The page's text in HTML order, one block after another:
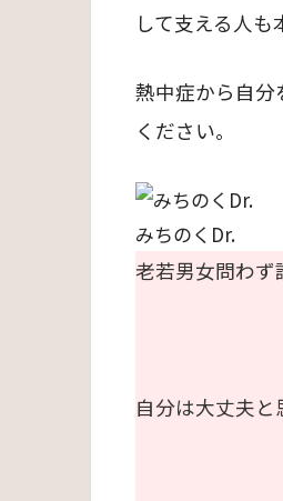
して支える人も
熱中症から自分
ください。
みちのくDr.
老若男女問わず
自分は大丈夫と